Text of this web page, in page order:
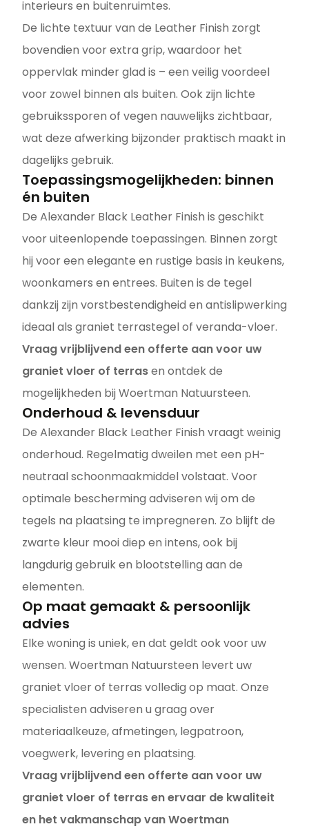
interieurs en buitenruimtes.
De lichte textuur van de Leather Finish zorgt
bovendien voor extra grip, waardoor het
oppervlak minder glad is – een veilig voordeel
voor zowel binnen als buiten. Ook zijn lichte
gebruikssporen of vegen nauwelijks zichtbaar,
wat deze afwerking bijzonder praktisch maakt in
dagelijks gebruik.
Toepassingsmogelijkheden: binnen
én buiten
De Alexander Black Leather Finish is geschikt
voor uiteenlopende toepassingen. Binnen zorgt
hij voor een elegante en rustige basis in keukens,
woonkamers en entrees. Buiten is de tegel
dankzij zijn vorstbestendigheid en antislipwerking
ideaal als graniet terrastegel of veranda-vloer.
Vraag vrijblijvend een offerte aan voor uw
graniet vloer of terrasen ontdek de
mogelijkheden bij Woertman Natuursteen.
Onderhoud & levensduur
De Alexander Black Leather Finish vraagt weinig
onderhoud. Regelmatig dweilen met een pH-
neutraal schoonmaakmiddel volstaat. Voor
optimale bescherming adviseren wij om de
tegels na plaatsing te impregneren. Zo blijft de
zwarte kleur mooi diep en intens, ook bij
langdurig gebruik en blootstelling aan de
elementen.
Op maat gemaakt & persoonlijk
advies
Elke woning is uniek, en dat geldt ook voor uw
wensen. Woertman Natuursteen levert uw
graniet vloer of terras volledig op maat. Onze
specialisten adviseren u graag over
materiaalkeuze, afmetingen, legpatroon,
voegwerk, levering en plaatsing.
Vraag vrijblijvend een offerte aan voor uw
graniet vloer of terras en ervaar de kwaliteit
en het vakmanschap van Woertman